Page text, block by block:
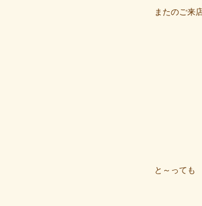
またのご来
と～っても